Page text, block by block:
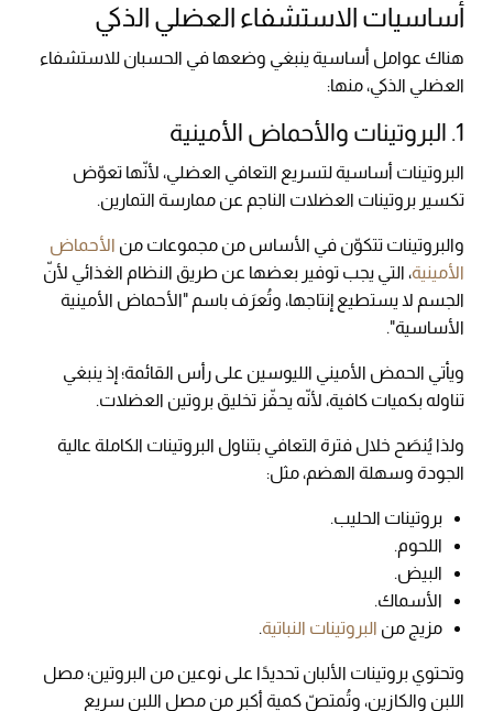
أساسيات الاستشفاء العضلي الذكي
هناك عوامل أساسية ينبغي وضعها في الحسبان للاستشفاء
العضلي الذكي، منها:
1. البروتينات والأحماض الأمينية
البروتينات أساسية لتسريع التعافي العضلي، لأنّها تعوّض
تكسير بروتينات العضلات الناجم عن ممارسة التمارين.
والبروتينات تتكوّن في الأساس من مجموعات من الأحماض
الأمينية، التي يجب توفير بعضها عن طريق النظام الغذائي لأنّ
الجسم لا يستطيع إنتاجها، وتُعرَف باسم "الأحماض الأمينية
الأساسية".
ويأتي الحمض الأميني الليوسين على رأس القائمة؛ إذ ينبغي
تناوله بكميات كافية، لأنّه يحفّز تخليق بروتين العضلات.
ولذا يُنصَح خلال فترة التعافي بتناول البروتينات الكاملة عالية
الجودة وسهلة الهضم، مثل:
بروتينات الحليب.
اللحوم.
البيض.
الأسماك.
مزيج من البروتينات النباتية.
وتحتوي بروتينات الألبان تحديدًا على نوعين من البروتين؛ مصل
اللبن والكازين، وتُمتصّ كمية أكبر من مصل اللبن سريع